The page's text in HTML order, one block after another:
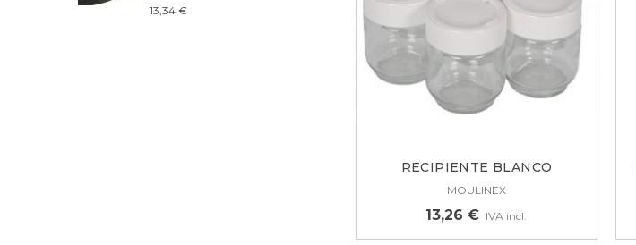
13,34 €
RECIPIENTE BLANCO
MOULINEX, 1...
MOULINEX
13,26 € IVA incl.